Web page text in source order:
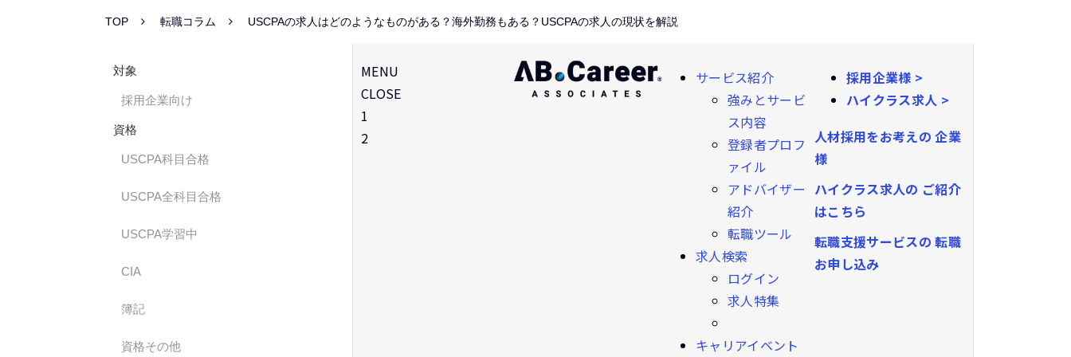
TOP 転職コラム USCPAの求人はどのようなものがある？海外勤務もある？USCPAの求人の現状を解説
対象
採用企業向け
資格
USCPA科目合格
USCPA全科目合格
USCPA学習中
CIA
簿記
資格その他
MENU
CLOSE
1
2
サービス紹介
強みとサービ
ス内容
登録者プロフ
ァイル
アドバイザー
紹介
転職ツール
求人検索
ログイン
求人特集
キャリアイベント
採用企業様 >
ハイクラス求人 >
人材採用をお考えの 企業
様
ハイクラス求人の ご紹介
はこちら
転職支援サービスの 転職
お申し込み